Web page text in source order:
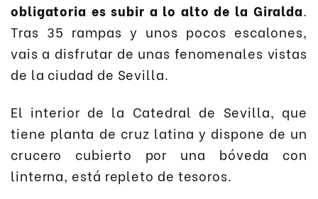
obligatoria es subir a lo alto de la Giralda.
Tras 35 rampas y unos pocos escalones,
vais a disfrutar de unas fenomenales vistas
de la ciudad de Sevilla.
El interior de la Catedral de Sevilla, que
tiene planta de cruz latina y dispone de un
crucero cubierto por una bóveda con
linterna, está repleto de tesoros.